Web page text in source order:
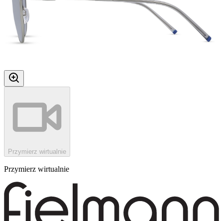
Przymierz wirtualnie
Przymierz wirtualnie